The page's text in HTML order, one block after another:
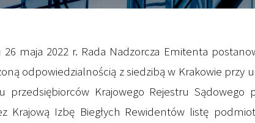
maja 2022 r. Rada Nadzorcza Emitenta
odpowiedzialnością z siedzibą w Krakowie przy
przedsiębiorców Krajowego Rejestru Sądowego
Krajową Izbę Biegłych Rewidentów listę